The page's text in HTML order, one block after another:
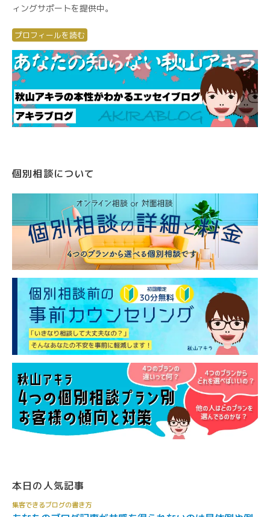
ィングサポートを提供中。
プロフィールを読む
個別相談について
本日の人気記事